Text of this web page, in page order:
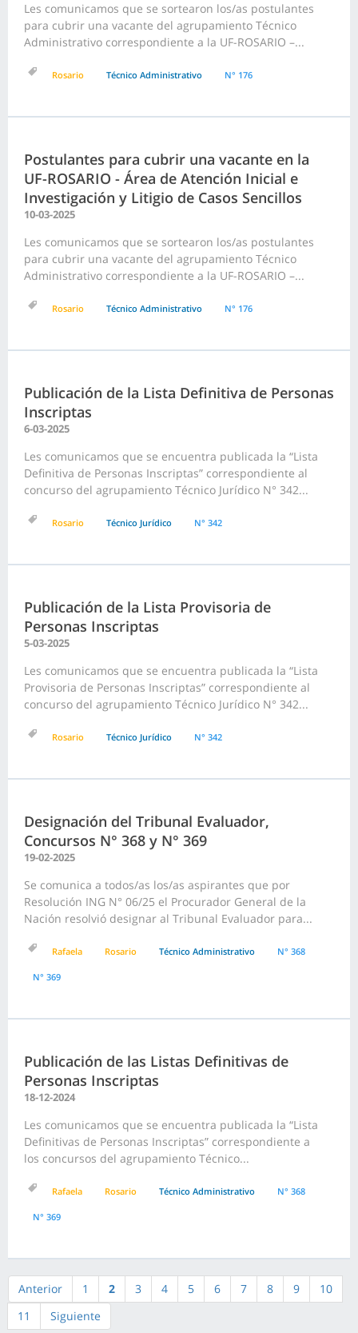
Les comunicamos que se sortearon los/as postulantes
para cubrir una vacante del agrupamiento Técnico
Administrativo correspondiente a la UF-ROSARIO –...
Rosario Técnico Administrativo N° 176
Postulantes para cubrir una vacante en la
UF-ROSARIO - Área de Atención Inicial e
Investigación y Litigio de Casos Sencillos
10-03-2025
Les comunicamos que se sortearon los/as postulantes
para cubrir una vacante del agrupamiento Técnico
Administrativo correspondiente a la UF-ROSARIO –...
Rosario Técnico Administrativo N° 176
Publicación de la Lista Definitiva de Personas
Inscriptas
6-03-2025
Les comunicamos que se encuentra publicada la “Lista
Definitiva de Personas Inscriptas” correspondiente al
concurso del agrupamiento Técnico Jurídico N° 342...
Rosario Técnico Jurídico N° 342
Publicación de la Lista Provisoria de
Personas Inscriptas
5-03-2025
Les comunicamos que se encuentra publicada la “Lista
Provisoria de Personas Inscriptas” correspondiente al
concurso del agrupamiento Técnico Jurídico N° 342...
Rosario Técnico Jurídico N° 342
Designación del Tribunal Evaluador,
Concursos N° 368 y N° 369
19-02-2025
Se comunica a todos/as los/as aspirantes que por
Resolución ING N° 06/25 el Procurador General de la
Nación resolvió designar al Tribunal Evaluador para...
Rafaela Rosario Técnico Administrativo N° 368
N° 369
Publicación de las Listas Definitivas de
Personas Inscriptas
18-12-2024
Les comunicamos que se encuentra publicada la “Lista
Definitivas de Personas Inscriptas” correspondiente a
los concursos del agrupamiento Técnico...
Rafaela Rosario Técnico Administrativo N° 368
N° 369
Anterior 1 2 3 4 5 6 7 8 9
10
11
Siguiente